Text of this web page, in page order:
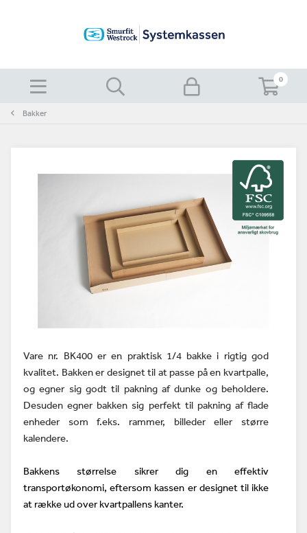
0
Bakker
Vare nr. BK400 er en praktisk 1/4 bakke i rigtig god
kvalitet. Bakken er designet til at passe på en kvartpalle,
og egner sig godt til pakning af dunke og beholdere.
Desuden egner bakken sig perfekt til pakning af flade
enheder som f.eks. rammer, billeder eller større
kalendere.
Bakkens størrelse sikrer dig en effektiv
transportøkonomi, eftersom kassen er designet til ikke
at række ud over kvartpallens kanter.